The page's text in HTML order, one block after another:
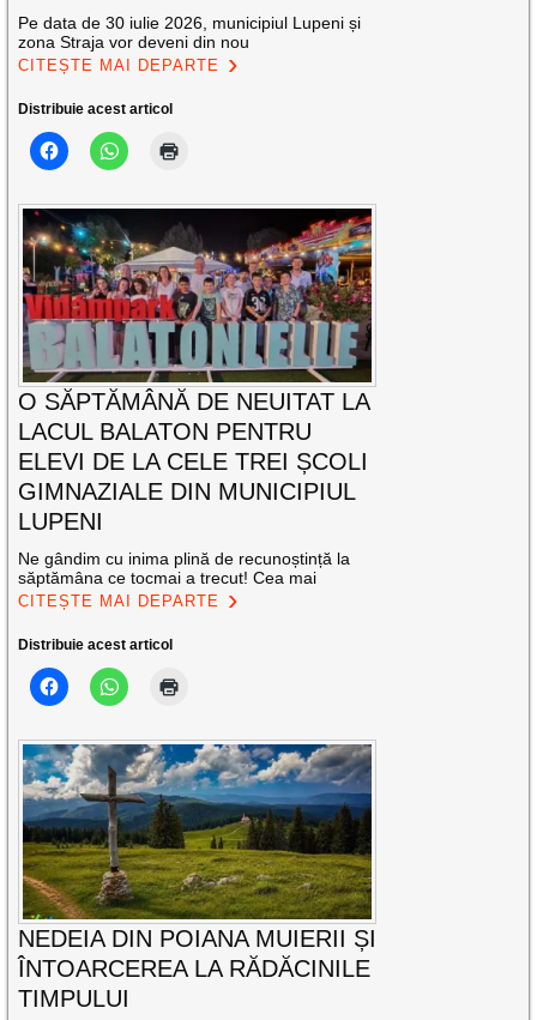
Pe data de 30 iulie 2026, municipiul Lupeni și
zona Straja vor deveni din nou
CITEȘTE MAI DEPARTE
Distribuie acest articol
O SĂPTĂMÂNĂ DE NEUITAT LA
LACUL BALATON PENTRU
ELEVI DE LA CELE TREI ȘCOLI
GIMNAZIALE DIN MUNICIPIUL
LUPENI
Ne gândim cu inima plină de recunoștință la
săptămâna ce tocmai a trecut! Cea mai
CITEȘTE MAI DEPARTE
Distribuie acest articol
NEDEIA DIN POIANA MUIERII ȘI
ÎNTOARCEREA LA RĂDĂCINILE
TIMPULUI